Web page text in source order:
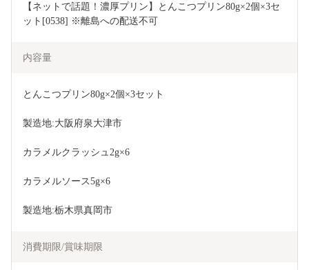
【ネットで話題！濃厚プリン】とんこつプリン80g×2個×3セ
ット[0538] ※離島への配送不可
内容量
とんこつプリン80g×2個×3セット
製造地:大阪府泉大津市
カラメルクラッシュ2g×6
カラメルソース5g×6
製造地:栃木県真岡市
消費期限/賞味期限